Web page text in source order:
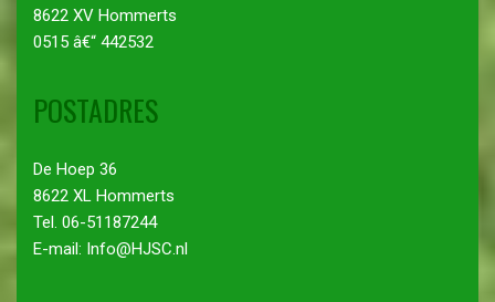
8622 XV Hommerts
0515 â€“ 442532
POSTADRES
De Hoep 36
8622 XL Hommerts
Tel. 06-51187244
E-mail: Info@HJSC.nl